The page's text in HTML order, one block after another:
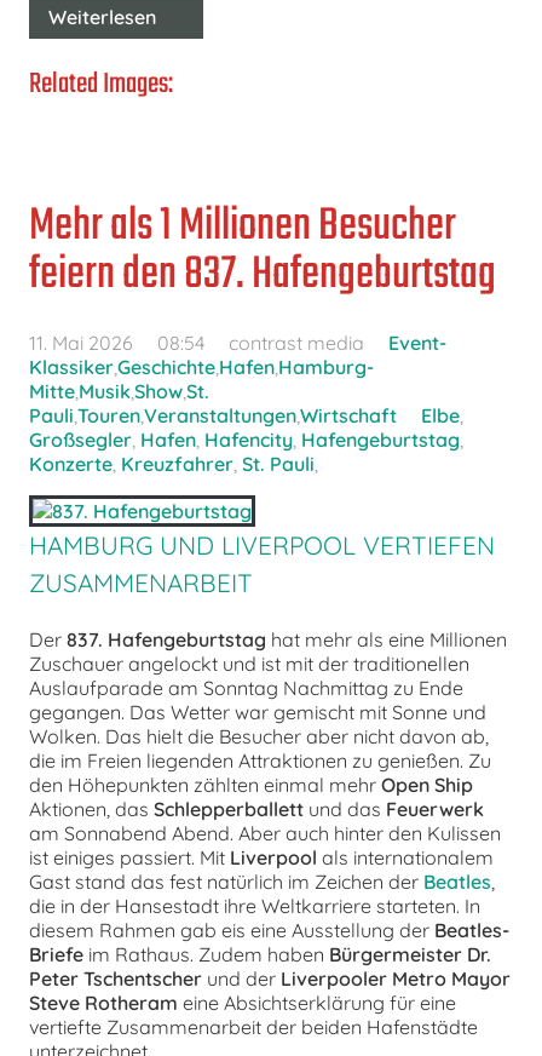
Weiterlesen
Related Images:
Mehr als 1 Millionen Besucher
feiern den 837. Hafengeburtstag
11. Mai 2026 08:54 contrast media
Event-
KlassikerGeschichte Hafen Hamburg-
Mitte Musik ShowSt.
Pauli TourenVeranstaltungenWirtschaft Elbe
Großsegler Hafen Hafencity Hafengeburtstag
Konzerte Kreuzfahrer St. Pauli
HAMBURG UND LIVERPOOL VERTIEFEN
ZUSAMMENARBEIT
Der 837. Hafengeburtstag hat mehr als eine Millionen
Zuschauer angelockt und ist mit der traditionellen
Auslaufparade am Sonntag Nachmittag zu Ende
gegangen. Das Wetter war gemischt mit Sonne und
Wolken. Das hielt die Besucher aber nicht davon ab,
die im Freien liegenden Attraktionen zu genießen. Zu
den Höhepunkten zählten einmal mehr Open Ship
Aktionen, das Schlepperballett und das Feuerwerk
am Sonnabend Abend. Aber auch hinter den Kulissen
ist einiges passiert. Mit Liverpool als internationalem
Gast stand das fest natürlich im Zeichen der Beatles
die in der Hansestadt ihre Weltkarriere starteten. In
diesem Rahmen gab eis eine Ausstellung der Beatles-
Briefe im Rathaus. Zudem haben Bürgermeister Dr.
Peter Tschentscher und der Liverpooler Metro Mayor
Steve Rotheram eine Absichtserklärung für eine
vertiefte Zusammenarbeit der beiden Hafenstädte
unterzeichnet.